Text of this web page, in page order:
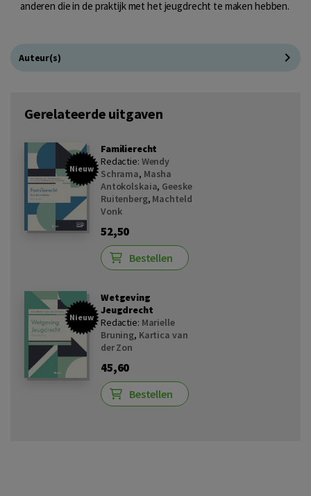
anderen die in de praktijk met het jeugdrecht te maken hebben.
Auteur(s)
Gerelateerde uitgaven
Nieuw
Familierecht
Redactie: Wendy
Schrama, Masha
Antokolskaia, Geeske
Ruitenberg, Machteld
Vonk
52,50
Bestellen
Nieuw
Wetgeving
Jeugdrecht
Redactie: Marielle
Bruning, Kartica van
der Zon
45,60
Bestellen